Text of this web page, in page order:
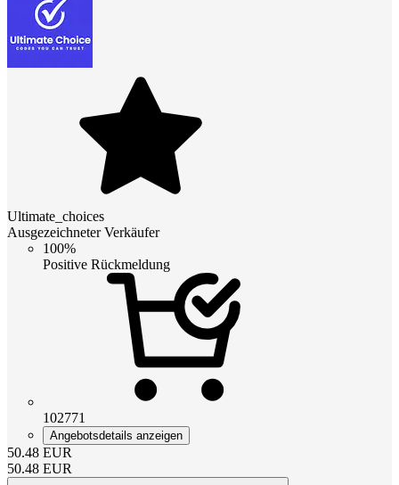
Ultimate_choices
Ausgezeichneter Verkäufer
100%
Positive Rückmeldung
102771
Angebotsdetails anzeigen
50.48 EUR
50.48 EUR